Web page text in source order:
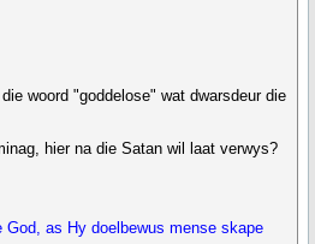
woord "goddelose" wat dwarsdeur die
hier na die Satan wil laat verwys?
God, as Hy doelbewus mense skape